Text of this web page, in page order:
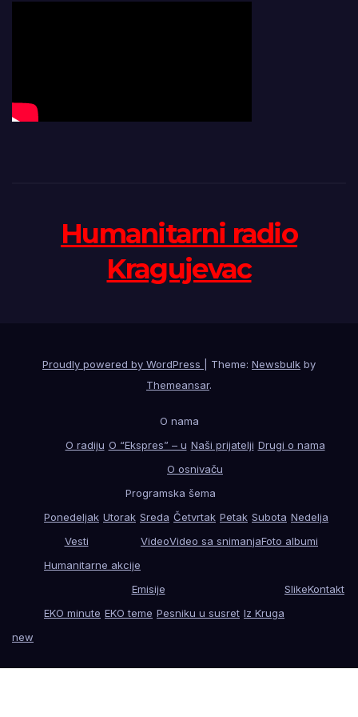
Humanitarni radio
Kragujevac
Proudly powered by WordPress Theme: Newsbulk by
Themeansar.
O nama
O radiju O “Ekspres” – u Naši prijatelji Drugi o nama
O osnivaču
Programska šema
Ponedeljak Utorak Sreda Četvrtak Petak Subota Nedelja
Vesti
Humanitarne akcije
VideoVideo sa snimanjaFoto albumi
Emisije
EKO minute EKO teme Pesniku u susret Iz Kruga
SlikeKontakt
new